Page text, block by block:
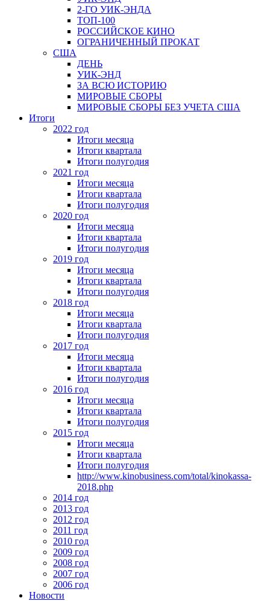
2-ГО УИК-ЭНДА
ТОП-100
РОССИЙСКОЕ КИНО
ОГРАНИЧЕННЫЙ ПРОКАТ
США
ДЕНЬ
УИК-ЭНД
ЗА ВСЮ ИСТОРИЮ
МИРОВЫЕ СБОРЫ
МИРОВЫЕ СБОРЫ БЕЗ УЧЕТА США
Итоги
2022 год
Итоги месяца
Итоги квартала
Итоги полугодия
2021 год
Итоги месяца
Итоги квартала
Итоги полугодия
2020 год
Итоги месяца
Итоги квартала
Итоги полугодия
2019 год
Итоги месяца
Итоги квартала
Итоги полугодия
2018 год
Итоги месяца
Итоги квартала
Итоги полугодия
2017 год
Итоги месяца
Итоги квартала
Итоги полугодия
2016 год
Итоги месяца
Итоги квартала
Итоги полугодия
2015 год
Итоги месяца
Итоги квартала
Итоги полугодия
http://www.kinobusiness.com/total/kinokassa-
2018.php
2014 год
2013 год
2012 год
2011 год
2010 год
2009 год
2008 год
2007 год
2006 год
Новости